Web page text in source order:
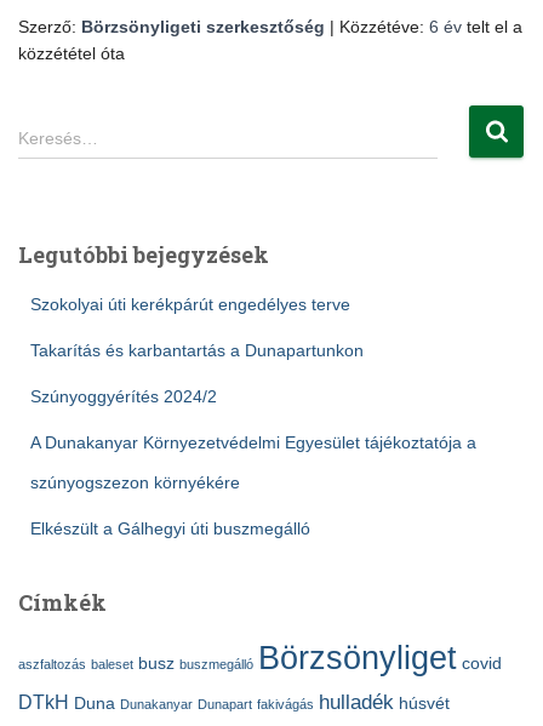
Szerző: Börzsönyligeti szerkesztőség | Közzétéve: 6 év telt el a
közzététel óta
K
e
é
Keresés…
Legutóbbi bejegyzések
Szokolyai úti kerékpárút engedélyes terve
Takarítás és karbantartás a Dunapartunkon
Szúnyoggyérítés 2024/2
A Dunakanyar Környezetvédelmi Egyesület tájékoztatója a
szúnyogszezon környékére
Elkészült a Gálhegyi úti buszmegálló
Címkék
aszfaltozás baleset busz buszmegálló Börzsönyliget covid
DTkH Duna Dunakanyar Dunapart fakivágás hulladék húsvét